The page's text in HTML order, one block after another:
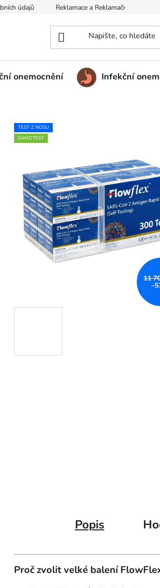
údajů Reklamace a Reklamační řád
onemocnění Infekční
TEST Z NOSU
SAMOTEST
11
Popis
Proč zvolit velké balení